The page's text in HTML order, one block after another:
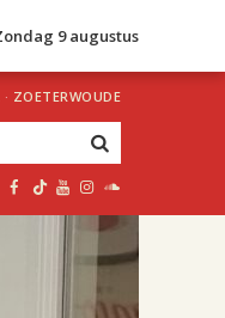
9 augustus
· ZOETERWOUDE
uur 1 van 2
Volgend uur